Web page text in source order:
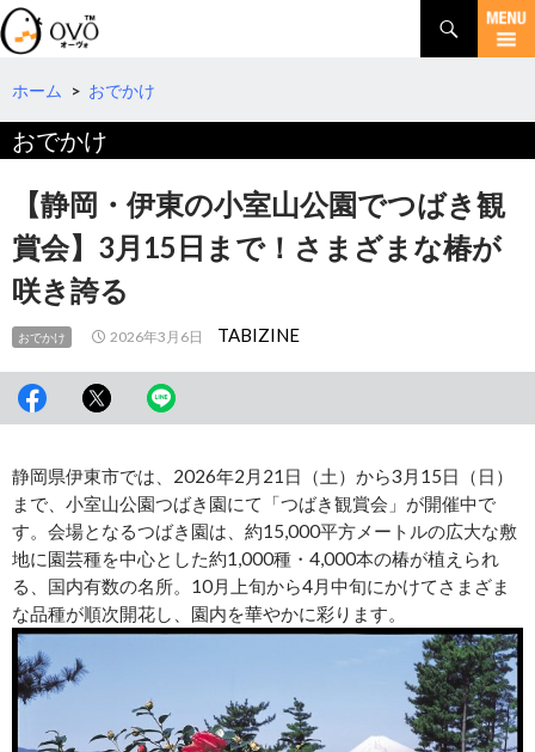
検
索
コ
テ
ツ
へ
ホーム > おでかけ
おでかけ
【静岡・伊東の小室山公園でつばき観
賞会】3月15日まで！さまざまな椿が
咲き誇る
おでかけ 2026年3月6日 TABIZINE
静岡県伊東市では、2026年2月21日（土）から3月15日（日）
まで、小室山公園つばき園にて「つばき観賞会」が開催中で
す。会場となるつばき園は、約15,000平方メートルの広大な敷
地に園芸種を中心とした約1,000種・4,000本の椿が植えられ
る、国内有数の名所。10月上旬から4月中旬にかけてさまざま
な品種が順次開花し、園内を華やかに彩ります。